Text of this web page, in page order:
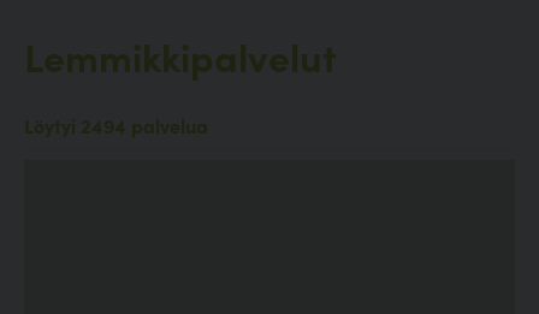
Lemmikkipalvelut
Löytyi 2494 palvelua